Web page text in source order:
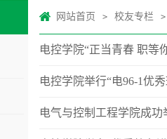
网站首页 > 校友专栏 >
电控学院“正当青春 职等
电控学院举行“电96-1优
电气与控制工程学院成